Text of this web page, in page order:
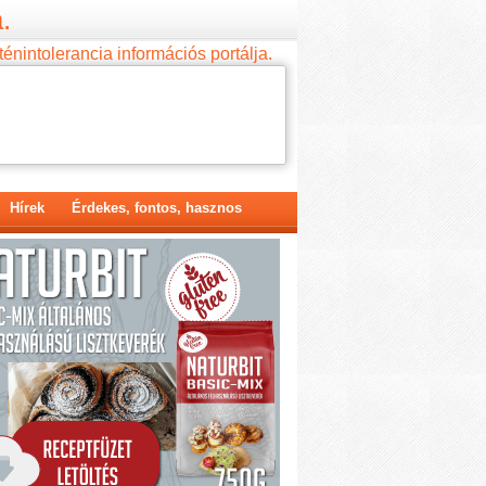
információs portálja.
Hírek Érdekes, fontos, hasznos